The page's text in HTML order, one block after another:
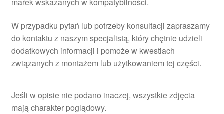
W przypadku pytań lub potrzeby konsultacji zapraszamy
do kontaktu z naszym specjalistą, który chętnie udzieli
dodatkowych informacji i pomoże w kwestiach
związanych z montażem lub użytkowaniem tej części.
Jeśli w opisie nie podano inaczej, wszystkie zdjęcia
mają charakter poglądowy.